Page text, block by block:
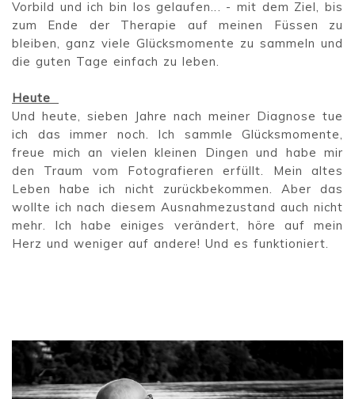
Vorbild und ich bin los gelaufen... - mit dem Ziel, bis
zum Ende der Therapie auf meinen Füssen zu
bleiben, ganz viele Glücksmomente zu sammeln und
die guten Tage einfach zu leben.
Heute
Und heute, sieben Jahre nach meiner Diagnose tue
ich das immer noch. Ich sammle Glücksmomente,
freue mich an vielen kleinen Dingen und habe mir
den Traum vom Fotografieren erfüllt. Mein altes
Leben habe ich nicht zurückbekommen. Aber das
wollte ich nach diesem Ausnahmezustand auch nicht
mehr. Ich habe einiges verändert, höre auf mein
Herz und weniger auf andere! Und es funktioniert.